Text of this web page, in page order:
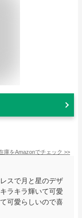
庫をAmazonでチェック >>
スで月と星のデザ
ラキラ輝いて可愛
可愛らしいので喜